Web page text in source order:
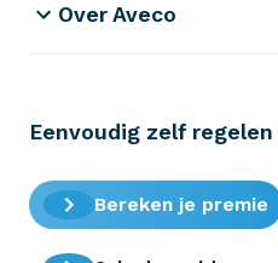
Over Aveco
Eenvoudig zelf regelen
Bereken je premie